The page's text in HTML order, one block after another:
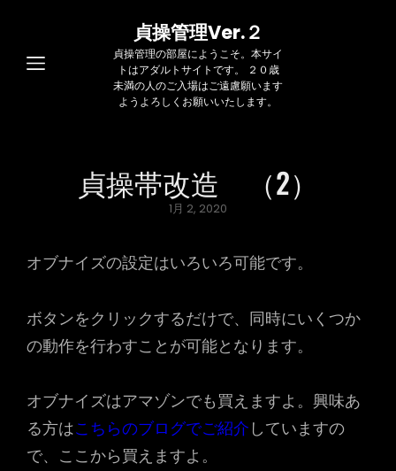
貞操管理Ver.２
貞操管理の部屋にようこそ。本サイ
トはアダルトサイトです。 ２０歳
未満の人のご入場はご遠慮願います
ようよろしくお願いいたします。
貞操帯改造 （2）
Posted
1月 2, 2020
オブナイズの設定はいろいろ可能です。
ボタンをクリックするだけで、同時にいくつか
の動作を行わすことが可能となります。
オブナイズはアマゾンでも買えますよ。興味あ
る方はこちらのブログでご紹介 していますの
で、ここから買えますよ。